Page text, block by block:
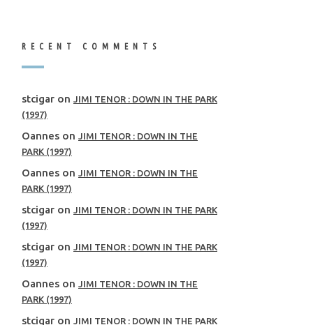
RECENT COMMENTS
stcigar on
JIMI TENOR : DOWN IN THE PARK
(1997)
Oannes on
JIMI TENOR : DOWN IN THE
PARK (1997)
Oannes on
JIMI TENOR : DOWN IN THE
PARK (1997)
stcigar on
JIMI TENOR : DOWN IN THE PARK
(1997)
stcigar on
JIMI TENOR : DOWN IN THE PARK
(1997)
Oannes on
JIMI TENOR : DOWN IN THE
PARK (1997)
stcigar on JIMI TENOR : DOWN IN THE PARK